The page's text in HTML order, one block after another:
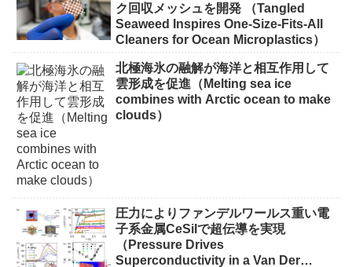
ク回収メッシュを開発 （Tangled
Seaweed Inspires One-Size-Fits-All
Cleaners for Ocean Microplastics）
北極海氷の融解が海洋と相互作用して
雲形成を促進（Melting sea ice
combines with Arctic ocean to make
clouds）
圧力によりファンデルワールス重い電
子系金属CeSiIで超伝導を実現
（Pressure Drives
Superconductivity in a Van Der